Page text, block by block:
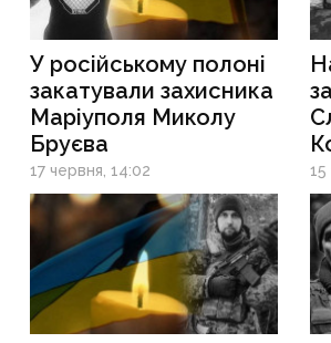
У російському полоні
закатували захисника
Маріуполя Миколу
Бруєва
17 червня, 14:02 15